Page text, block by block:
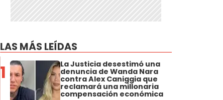
LAS MÁS LEÍDAS
1 La Justicia desestimó una
denuncia de Wanda Nara
contra Alex Caniggia que
reclamará una millonaria
compensación económica